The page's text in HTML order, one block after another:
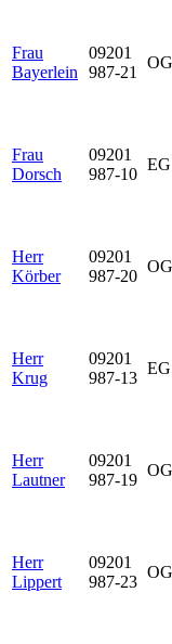
Frau
Bayerlein
09201
987-21
Frau
Dorsch
09201
987-10
EG
Herr
Körber
09201
987-20
Herr
Krug
09201
987-13
Herr
Lautner
09201
987-19
Herr
Lippert
09201
987-23